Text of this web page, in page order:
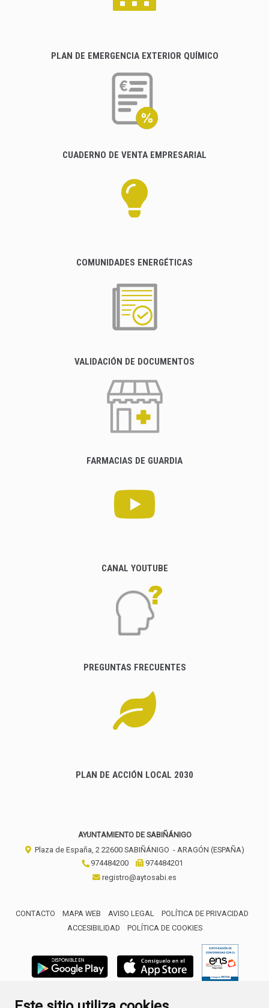
PLAN DE EMERGENCIA EXTERIOR QUÍMICO
CUADERNO DE VENTA EMPRESARIAL
COMUNIDADES ENERGÉTICAS
VALIDACIÓN DE DOCUMENTOS
FARMACIAS DE GUARDIA
CANAL YOUTUBE
PREGUNTAS FRECUENTES
PLAN DE ACCIÓN LOCAL 2030
AYUNTAMIENTO DE SABIÑÁNIGO
Plaza de España, 2 22600 SABIÑÁNIGO - ARAGÓN (ESPAÑA)
974484200
974484201
registro@aytosabi.es
CONTACTO MAPA WEB AVISO LEGAL
POLÍTICA DE PRIVACIDAD
ACCESIBILIDAD
POLÍTICA DE COOKIES